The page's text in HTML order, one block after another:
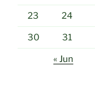
23 24
30 31
« Jun